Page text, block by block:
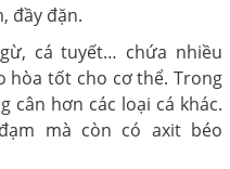
đầy đặn.
cá tuyết… chứa nhiều
hòa tốt cho cơ thể. Trong
cân hơn các loại cá khác.
mà còn có axit béo